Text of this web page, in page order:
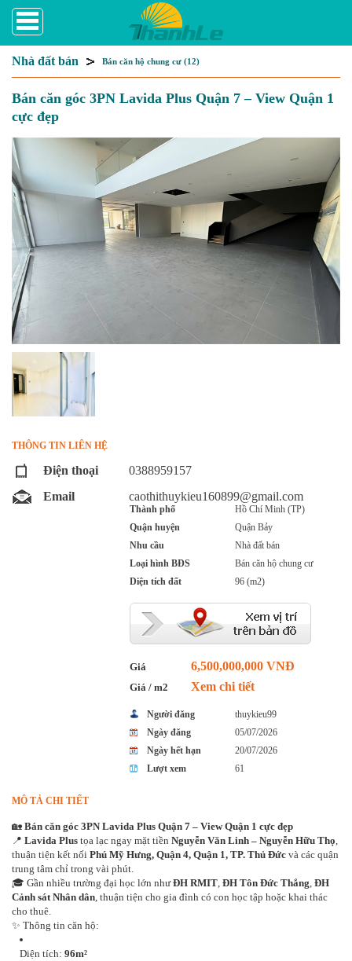
Nhà đất bán Bán căn hộ chung cư (12)
Bán căn góc 3PN Lavida Plus Quận 7 – View Quận 1
cực đẹp
THÔNG TIN LIÊN HỆ
Điện thoại
0388959157
Email
caothithuykieu160899@gmail.com
Thành phố
Hồ Chí Minh (TP)
Quận huyện
Quận Bảy
Nhu cầu
Nhà đất bán
Loại hình BĐS
Bán căn hộ chung cư
Diện tích đất
96 (m2)
Giá 6,500,000,000 VNĐ
Giá / m2 Xem chi tiết
Người đăng
thuykieu99
Ngày đăng
05/07/2026
Ngày hết hạn
20/07/2026
Lượt xem
61
MÔ TẢ CHI TIẾT
🏡Bán căn góc 3PN Lavida Plus Quận 7 – View Quận 1 cực đẹp
📍Lavida Plus tọa lạc ngay mặt tiềnNguyễn Văn Linh – Nguyễn Hữu Thọ,
thuận tiện kết nốiPhú Mỹ Hưng, Quận 4, Quận 1, TP. Thủ Đức và các quận
trung tâm chỉ trong vài phút.
🎓 Gần nhiều trường đại học lớn nhưĐH RMIT,ĐH Tôn Đức Thắng,ĐH
Cảnh sát Nhân dân, thuận tiện cho gia đình có con học tập hoặc khai thác
cho thuê.
✨ Thông tin căn hộ:
Diện tích:96m²